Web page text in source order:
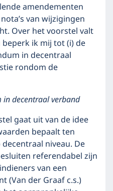
amendementen
van wijzigingen
Over het voorstel valt
ik mij tot (i) de
in decentraal
rondom de
in decentraal verband
gaat uit van de idee
bepaalt ten
niveau. De
referendabel zijn
van een
(Van der Graaf c.s.)